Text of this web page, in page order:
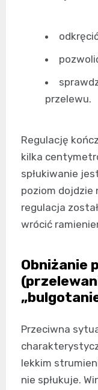
przelewu.
Regulację
kilka
spłukiwanie
poziom dojdzie
regulacja
wrócić
Obniżanie
Przeciwna
lekkim
nie spłukuje.